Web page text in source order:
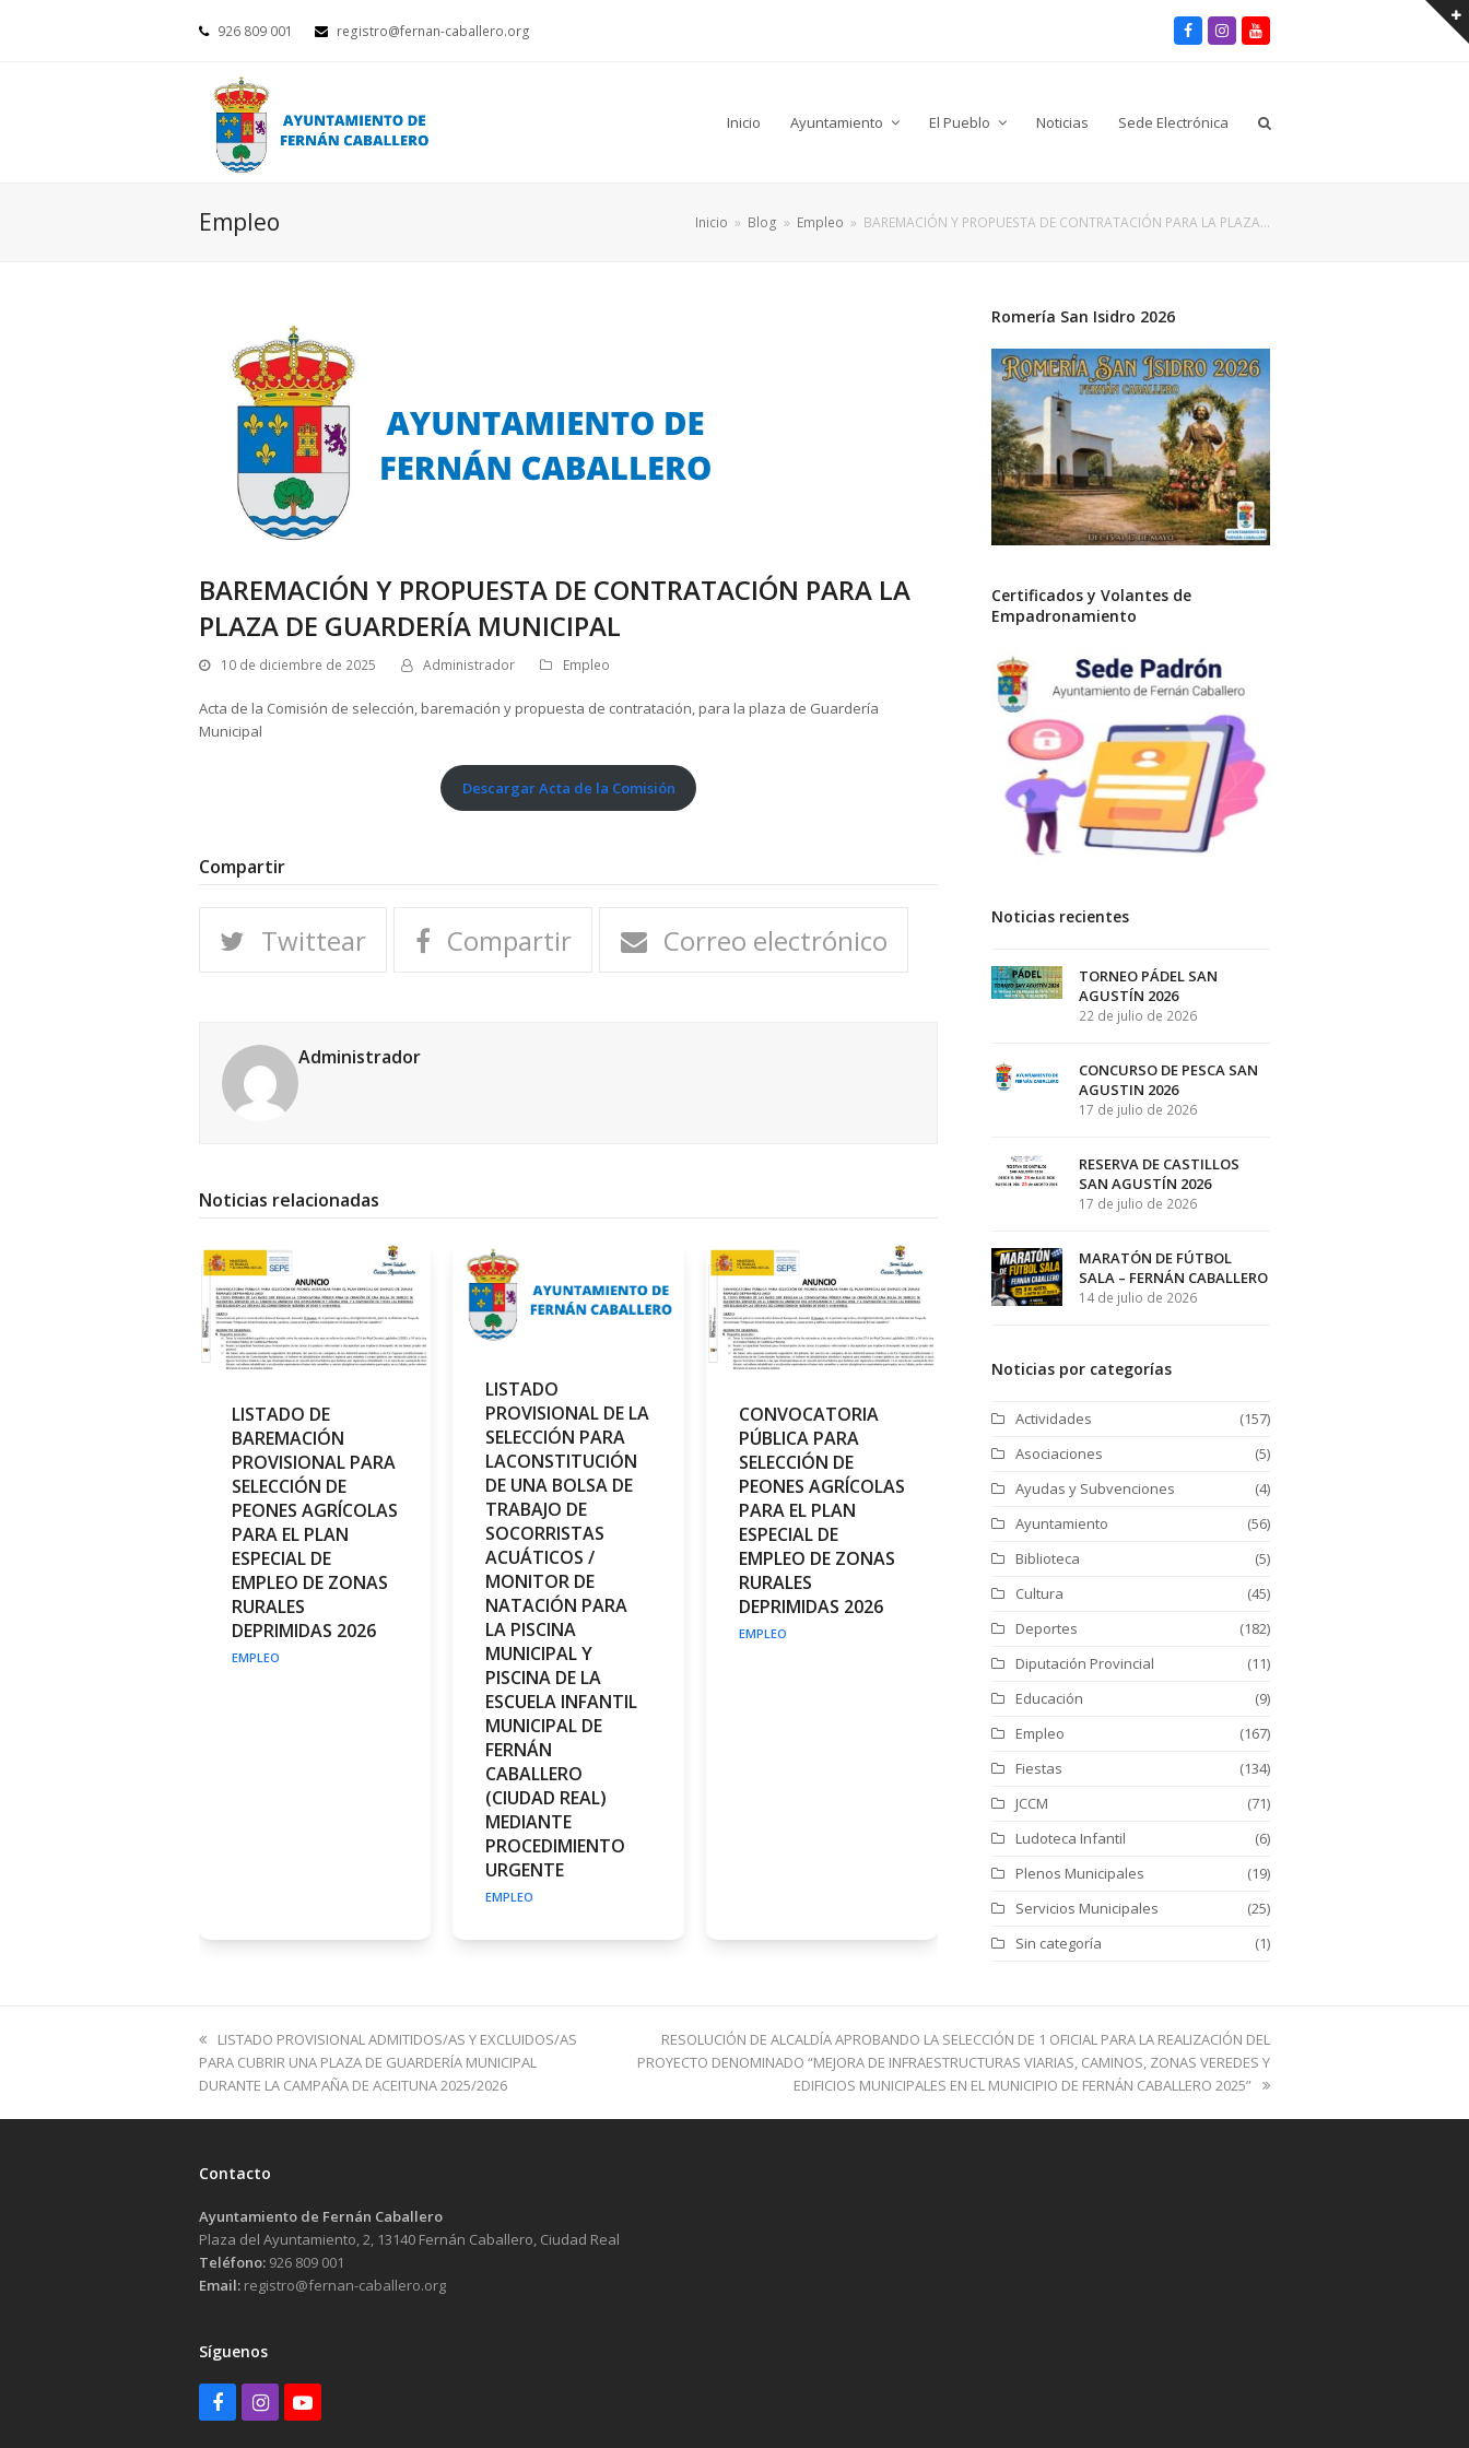
926 809 001 registro@fernan-caballero.org Facebook
Instagram
Youtube
Inicio Ayuntamiento El Pueblo Noticias Sede Electrónica
Empleo Inicio » Blog » Empleo » BAREMACIÓN Y PROPUESTA DE CONTRATACIÓN PARA LA PLAZA…
BAREMACIÓN Y PROPUESTA DE CONTRATACIÓN PARA LA
PLAZA DE GUARDERÍA MUNICIPAL
10 de diciembre de 2025 Administrador Empleo
Acta de la Comisión de selección, baremación y propuesta de contratación, para la plaza de Guardería
Municipal
Descargar Acta de la Comisión
Compartir
Twittear Compartir Correo electrónico
Administrador
Noticias relacionadas
LISTADO DE
BAREMACIÓN
PROVISIONAL PARA
SELECCIÓN DE
PEONES AGRÍCOLAS
PARA EL PLAN
ESPECIAL DE
EMPLEO DE ZONAS
RURALES
DEPRIMIDAS 2026
EMPLEO
LISTADO
PROVISIONAL DE LA
SELECCIÓN PARA
LACONSTITUCIÓN
DE UNA BOLSA DE
TRABAJO DE
SOCORRISTAS
ACUÁTICOS /
MONITOR DE
NATACIÓN PARA
LA PISCINA
MUNICIPAL Y
PISCINA DE LA
ESCUELA INFANTIL
MUNICIPAL DE
FERNÁN
CABALLERO
(CIUDAD REAL)
MEDIANTE
PROCEDIMIENTO
URGENTE
EMPLEO
CONVOCATORIA
PÚBLICA PARA
SELECCIÓN DE
PEONES AGRÍCOLAS
PARA EL PLAN
ESPECIAL DE
EMPLEO DE ZONAS
RURALES
DEPRIMIDAS 2026
EMPLEO
Romería San Isidro 2026
Certificados y Volantes de
Empadronamiento
Noticias recientes
TORNEO PÁDEL SAN
AGUSTÍN 2026
22 de julio de 2026
CONCURSO DE PESCA SAN
AGUSTIN 2026
17 de julio de 2026
RESERVA DE CASTILLOS
SAN AGUSTÍN 2026
17 de julio de 2026
MARATÓN DE FÚTBOL
SALA – FERNÁN CABALLERO
14 de julio de 2026
Noticias por categorías
Actividades
(157)
Asociaciones
(5)
Ayudas y Subvenciones
(4)
Ayuntamiento
(56)
Biblioteca
(5)
Cultura
(45)
Deportes
(182)
Diputación Provincial
(11)
Educación
(9)
Empleo
(167)
Fiestas
(134)
JCCM
(71)
Ludoteca Infantil
(6)
Plenos Municipales
(19)
Servicios Municipales
(25)
Sin categoría
(1)
previous
post:
LISTADO PROVISIONAL ADMITIDOS/AS Y EXCLUIDOS/AS
PARA CUBRIR UNA PLAZA DE GUARDERÍA MUNICIPAL
DURANTE LA CAMPAÑA DE ACEITUNA 2025/2026
next
post:
RESOLUCIÓN DE ALCALDÍA APROBANDO LA SELECCIÓN DE 1 OFICIAL PARA LA REALIZACIÓN DEL
PROYECTO DENOMINADO “MEJORA DE INFRAESTRUCTURAS VIARIAS, CAMINOS, ZONAS VEREDES Y
EDIFICIOS MUNICIPALES EN EL MUNICIPIO DE FERNÁN CABALLERO 2025”
Contacto
Ayuntamiento de Fernán Caballero
Plaza del Ayuntamiento, 2, 13140 Fernán Caballero, Ciudad Real
Teléfono: 926 809 001
Email: registro@fernan-caballero.org
Síguenos
Facebook
Instagram
Youtube